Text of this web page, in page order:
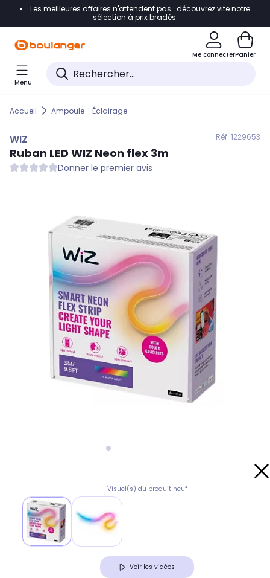
Accéder directement à la navigation
Accéder directement au pied de page
Accéder directement au chatbot
Les meilleures affaires n'attendent pas : découvrez vite notre
sélection à prix bradés.
Me connecterPanier
Menu
Accueil Ampoule - Éclairage
WIZ Réf. 1229653
Ruban LED WIZ Neon flex 3m
Donner le premier avis
Visuel(s) du produit neuf
Voir les vidéos